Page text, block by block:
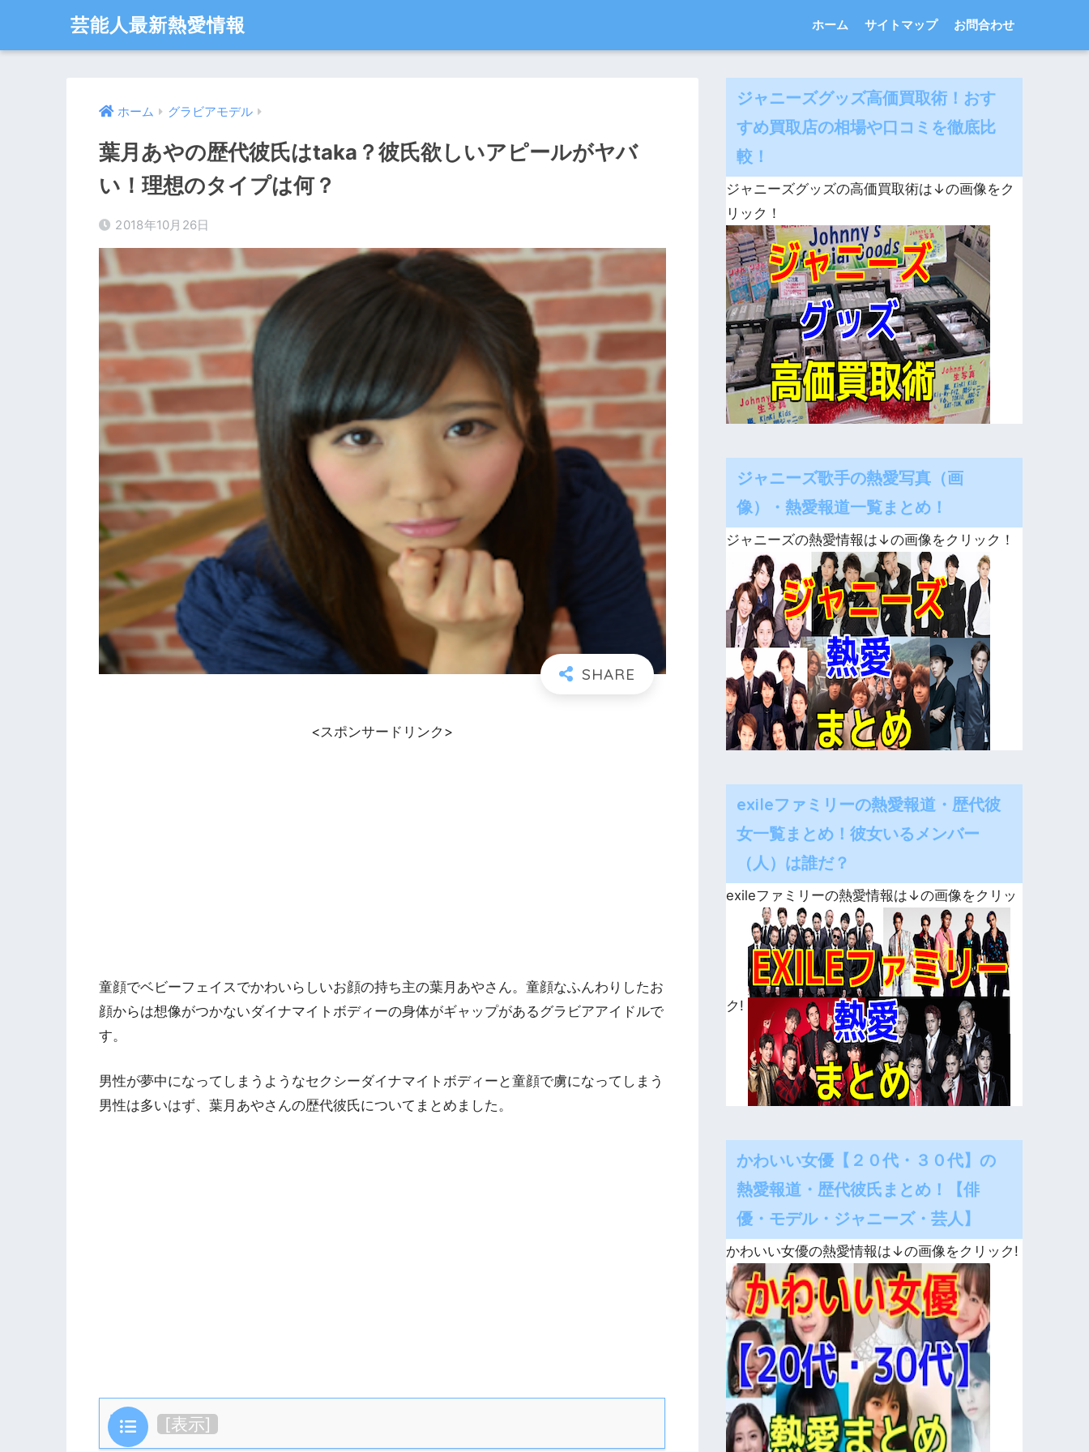
芸能人最新熱愛情報 ホーム サイトマップ お問合わせ
ホーム グラビアモデル
葉月あやの歴代彼氏はtaka？彼氏欲しいアピールがヤバ
い！理想のタイプは何？
2018年10月26日
<スポンサードリンク>
童顔でベビーフェイスでかわいらしいお顔の持ち主の葉月あやさん。童顔なふんわりしたお
顔からは想像がつかないダイナマイトボディーの身体がギャップがあるグラビアアイドルで
す。
男性が夢中になってしまうようなセクシーダイナマイトボディーと童顔で虜になってしまう
男性は多いはず、葉月あやさんの歴代彼氏についてまとめました。
目次 [表示]
ジャニーズグッズ高価買取術！おす
すめ買取店の相場や口コミを徹底比
較！
ジャニーズグッズの高価買取術は↓の画像をク
リック！
ジャニーズ歌手の熱愛写真（画
像）・熱愛報道一覧まとめ！
ジャニーズの熱愛情報は↓の画像をクリック！
exileファミリーの熱愛報道・歴代彼
女一覧まとめ！彼女いるメンバー
（人）は誰だ？
exileファミリーの熱愛情報は↓の画像をクリッ
ク!
かわいい女優【２０代・３０代】の
熱愛報道・歴代彼氏まとめ！【俳
優・モデル・ジャニーズ・芸人】
かわいい女優の熱愛情報は↓の画像をクリック!